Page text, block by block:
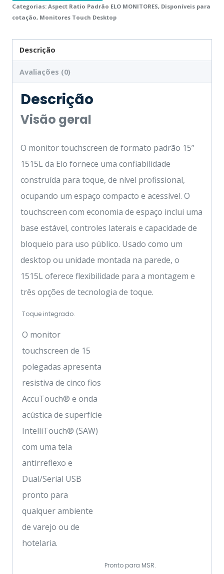
Categorias: Aspect Ratio Padrão ELO MONITORES, Disponíveis para
cotação, Monitores Touch Desktop
Descrição
Avaliações (0)
Descrição
Visão geral
O monitor touchscreen de formato padrão 15”
1515L da Elo fornece uma confiabilidade
construída para toque, de nível profissional,
ocupando um espaço compacto e acessível. O
touchscreen com economia de espaço inclui uma
base estável, controles laterais e capacidade de
bloqueio para uso público. Usado como um
desktop ou unidade montada na parede, o
1515L oferece flexibilidade para a montagem e
três opções de tecnologia de toque.
Toque integrado.
O monitor
touchscreen de 15
polegadas apresenta
resistiva de cinco fios
AccuTouch® e onda
acústica de superfície
IntelliTouch® (SAW)
com uma tela
antirreflexo e
Dual/Serial USB
pronto para
qualquer ambiente
de varejo ou de
hotelaria.
Pronto para MSR.